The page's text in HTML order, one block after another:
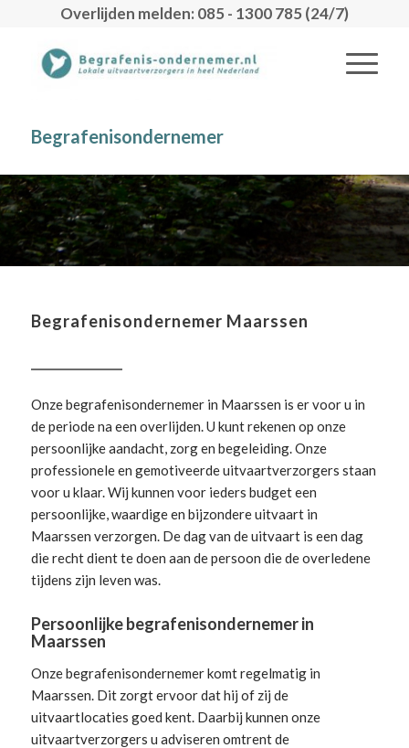
Overlijden melden: 085 - 1300 785 (24/7)
Begrafenisondernemer
Begrafenisondernemer Maarssen
Onze begrafenisondernemer in Maarssen is er voor u in
de periode na een overlijden. U kunt rekenen op onze
persoonlijke aandacht, zorg en begeleiding.Onze
professionele en gemotiveerde uitvaartverzorgers staan
voor u klaar. Wij kunnen voor ieders budget een
persoonlijke, waardige en bijzondere uitvaart in
Maarssen verzorgen. De dag van de uitvaart is een dag
die recht dient te doen aan de persoon die de overledene
tijdens zijn leven was.
Persoonlijke begrafenisondernemer in
Maarssen
Onze begrafenisondernemer komt regelmatig in
Maarssen. Dit zorgt ervoor dat hij of zij de
uitvaartlocaties goed kent. Daarbij kunnen onze
uitvaartverzorgers u adviseren omtrent de